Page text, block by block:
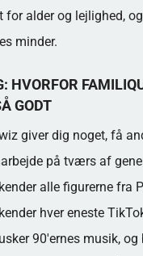
for alder og lejlighed,
minder.
HVORFOR
GODT
giver dig noget, få
på tværs af
alle figurerne fra
hver eneste
90'ernes musik,